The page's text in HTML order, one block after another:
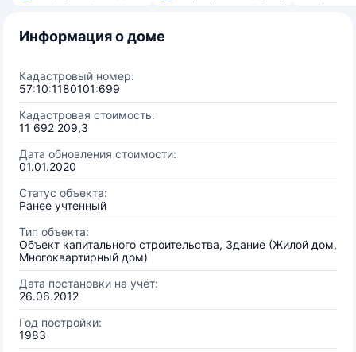
Информация о доме
Кадастровый номер:
57:10:1180101:699
Кадастровая стоимость:
11 692 209,3
Дата обновления стоимости:
01.01.2020
Статус объекта:
Ранее учтенный
Тип объекта:
Объект капитального строительства, Здание (Жилой дом,
Многоквартирный дом)
Дата постановки на учёт:
26.06.2012
Год постройки:
1983